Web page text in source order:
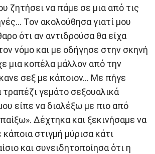
ζητήσει να πάμε σε μια από τις
Τον ακολούθησα γιατί μου
ότι αν αντιδρούσα θα είχα
νόμο και με οδήγησε στην σκηνή
μια κοπέλα μάλλον από την
σεξ με κάποιον… Με πήγε
γεμάτο σεξουαλικά
είπε να διαλέξω με πιο από
Δέχτηκα και ξεκινήσαμε να
στιγμή μύρισα κάτι
και συνειδητοποίησα ότι η